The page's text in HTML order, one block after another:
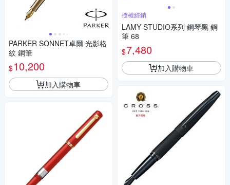
PARKER SONNET卓爾 光影格
紋 鋼筆
$10,200
加入購物車
授權經銷
LAMY STUDIO系列 鋼琴黑 鋼
筆 68
$7,480
加入購物車